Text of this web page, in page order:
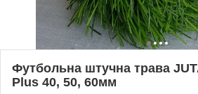
Футбольна штучна трава
Plus 40, 50, 60мм